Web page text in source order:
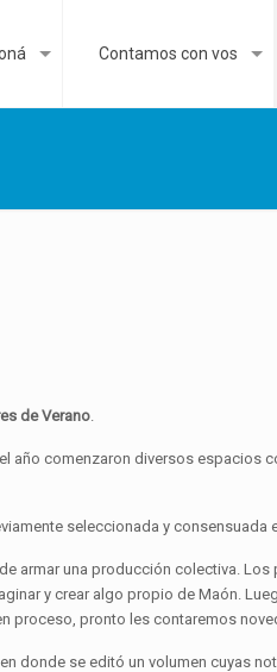
Contamos con vos
de Verano.
año comenzaron diversos espacios
seleccionada y consensuada
armar una producción colectiva. Los
y crear algo propio de Maón.
proceso, pronto les contaremos
donde se editó un volumen cuyas